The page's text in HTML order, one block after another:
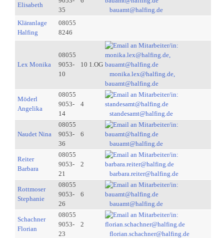
Elisabeth
35
bauamt@halfing.de
Kläranlage
Halfing
08055
8246
Lex Monika
08055
9053-
10
10 1.OG
monika.lex@halfing.de,
bauamt@halfing.de
Möderl
Angelika
08055
9053-
14
4
standesamt@halfing.de
Naudet Nina
08055
9053-
36
6
bauamt@halfing.de
Reiter
Barbara
08055
9053-
21
2
barbara.reiter@halfing.de
Rottmoser
Stephanie
08055
9053-
26
6
bauamt@halfing.de
Schachner
Florian
08055
9053-
23
2
florian.schachner@halfing.de